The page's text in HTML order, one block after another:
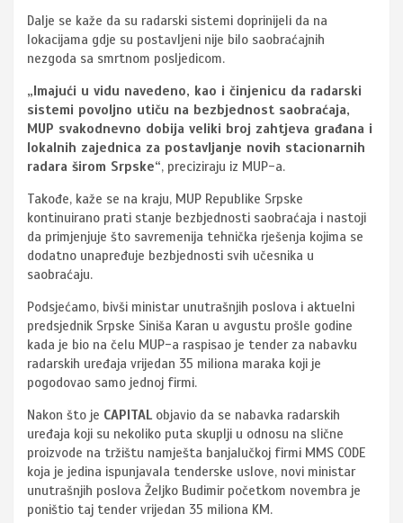
Dalje se kaže da su radarski sistemi doprinijeli da na
lokacijama gdje su postavljeni nije bilo saobraćajnih
nezgoda sa smrtnom posljedicom.
„Imajući u vidu navedeno, kao i činjenicu da radarski
sistemi povoljno utiču na bezbjednost saobraćaja,
MUP svakodnevno dobija veliki broj zahtjeva građana i
lokalnih zajednica za postavljanje novih stacionarnih
radara širom Srpske“, preciziraju iz MUP-a.
Takođe, kaže se na kraju, MUP Republike Srpske
kontinuirano prati stanje bezbjednosti saobraćaja i nastoji
da primjenjuje što savremenija tehnička rješenja kojima se
dodatno unapređuje bezbjednosti svih učesnika u
saobraćaju.
Podsjećamo, bivši ministar unutrašnjih poslova i aktuelni
predsjednik Srpske Siniša Karan u avgustu prošle godine
kada je bio na čelu MUP-a raspisao je tender za nabavku
radarskih uređaja vrijedan 35 miliona maraka koji je
pogodovao samo jednoj firmi.
Nakon što je CAPITALobjavio da se nabavka radarskih
uređaja koji su nekoliko puta skuplji u odnosu na slične
proizvode na tržištu namješta banjalučkoj firmi MMS CODE
koja je jedina ispunjavala tenderske uslove, novi ministar
unutrašnjih poslova Željko Budimir početkom novembra je
poništio taj tender vrijedan 35 miliona KM.